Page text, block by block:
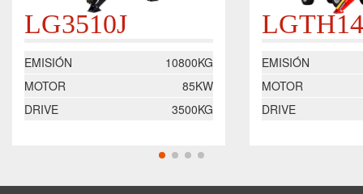
LG3510J
EMISIÓN
10800KG
MOTOR
85KW
DRIVE
3500KG
EMISIÓN
MOTOR
DRIVE